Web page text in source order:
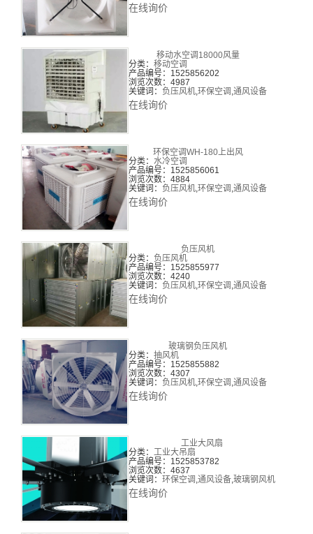
在线询价
移动水空调18000风量
分类： 移动空调
产品编号：1525856202
浏览次数：4987
关键词： 负压风机,环保空调 ,通风设备
在线询价
环保空调WH-180上出风
分类： 水冷空调
产品编号：1525856061
浏览次数：4884
关键词： 负压风机,环保空调 ,通风设备
在线询价
负压风机
分类： 负压风机
产品编号：1525855977
浏览次数：4240
关键词： 负压风机,环保空调 ,通风设备
在线询价
玻璃钢负压风机
分类： 抽风机
产品编号：1525855882
浏览次数：4307
关键词： 负压风机,环保空调 ,通风设备
在线询价
工业大风扇
分类： 工业大吊扇
产品编号：1525853782
浏览次数：4637
关键词： 环保空调 ,通风设备,玻璃钢风机
在线询价